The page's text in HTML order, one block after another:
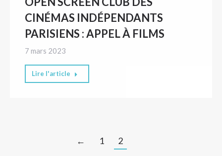
CINÉMAS INDÉPENDANTS
PARISIENS : APPEL À FILMS
7 mars 2023
Lire l'article
← 1 2